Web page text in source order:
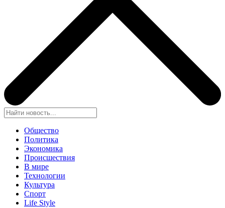
Общество
Политика
Экономика
Происшествия
В мире
Технологии
Культура
Спорт
Life Style